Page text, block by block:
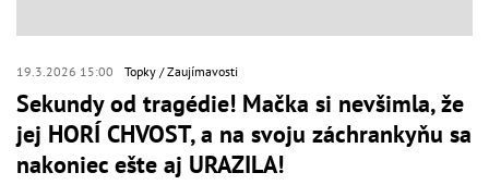
19.3.2026 15:00 Topky Zaujímavosti
Sekundy od tragédie! Mačka si nevšimla, že
jej HORÍ CHVOST, a na svoju záchrankyňu sa
nakoniec ešte aj URAZILA!